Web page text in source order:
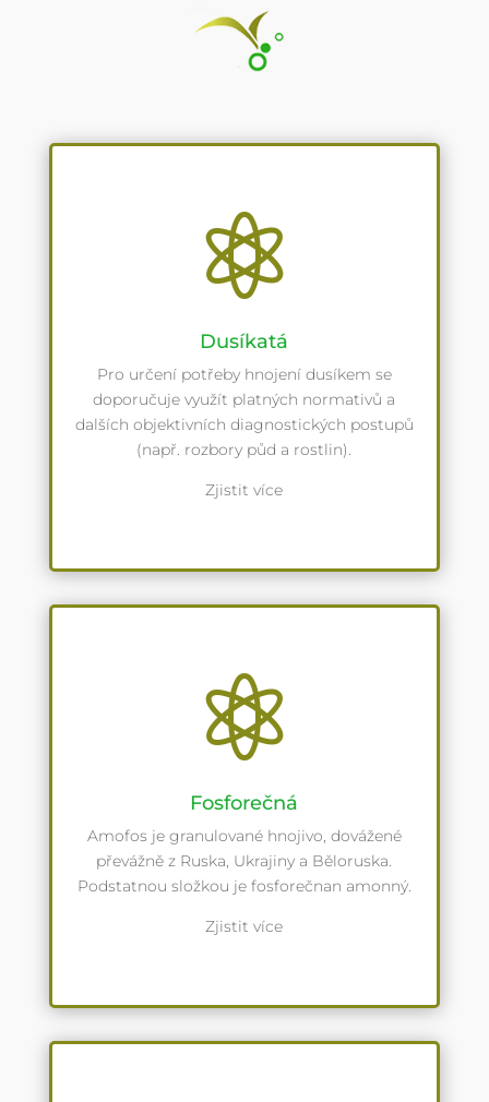

Dusíkatá
Pro určení potřeby hnojení dusíkem se
doporučuje využít platných normativů a
dalších objektivních diagnostických postupů
(např. rozbory půd a rostlin).
Zjistit více

Fosforečná
Amofos je granulované hnojivo, dovážené
převážně z Ruska, Ukrajiny a Běloruska.
Podstatnou složkou je fosforečnan amonný.
Zjistit více